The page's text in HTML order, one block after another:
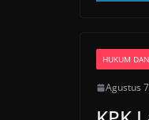
HUKUM
Agustus